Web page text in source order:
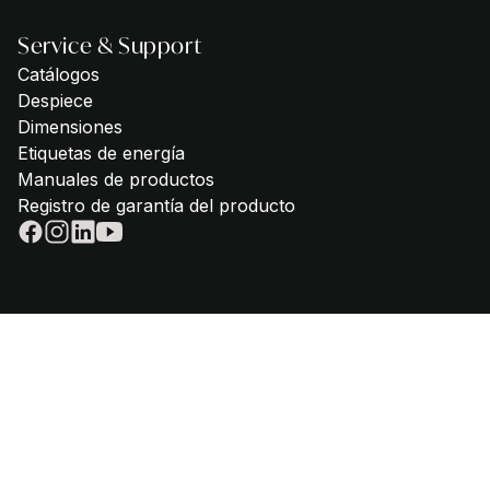
Service & Support
Catálogos
Despiece
Dimensiones
Etiquetas de energía
Manuales de productos
Registro de garantía del producto